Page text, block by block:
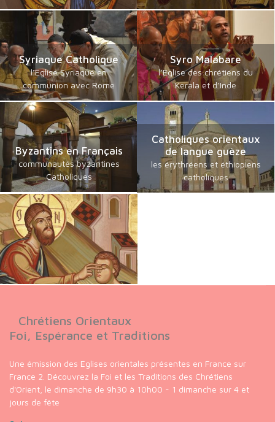
Syriaque Catholique
l’Eglise Syriaque en
communion avec Rome
Syro Malabare
l’Eglise des chrétiens du
Kerala et d’Inde
Byzantins en Français
communautés byzantines
Catholiques
Catholiques orientaux
de langue guèze
les érythréens et éthiopiens
catholiques
Chrétiens Orientaux
Foi, Espérance et Traditions
Une émission des Eglises orientales présentes en France sur
France 2. Découvrez la Foi et les Traditions des Chrétiens
d'Orient, le dimanche de 9h30 à 10h00 - 1 dimanche sur 4 et
jours de fête